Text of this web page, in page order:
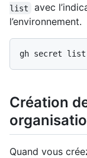
list avec
l’environnement.
Création
Quand vous